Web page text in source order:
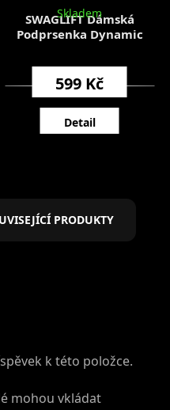
SWAGLIFT Dámská
Podprsenka Dynamic
Skladem
599 Kč
Detail
PRODUKTY
k této položce.
mohou vkládat